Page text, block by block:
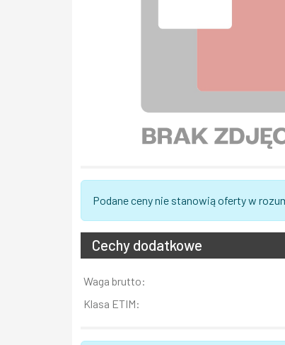
Podane ceny nie stanowią oferty w
Cechy dodatkowe
Informacja
Wartość
Waga brutto:
Klasa ETIM: